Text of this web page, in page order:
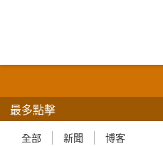
最多點擊
全部 新聞 博客